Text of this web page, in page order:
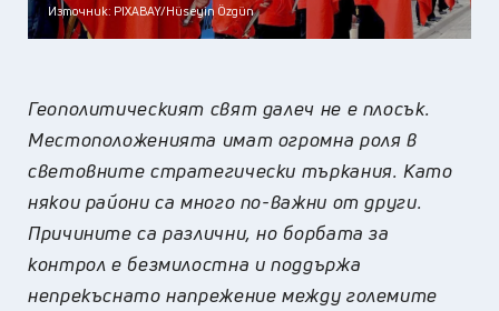
Източник: PIXABAY/Hüseyin Özgün
Геополитическият свят далеч не е плосък.
Местоположенията имат огромна роля в
световните стратегически търкания. Като
някои райони са много по-важни от други.
Причините са различни, но борбата за
контрол е безмилостна и поддържа
непрекъснато напрежение между големите